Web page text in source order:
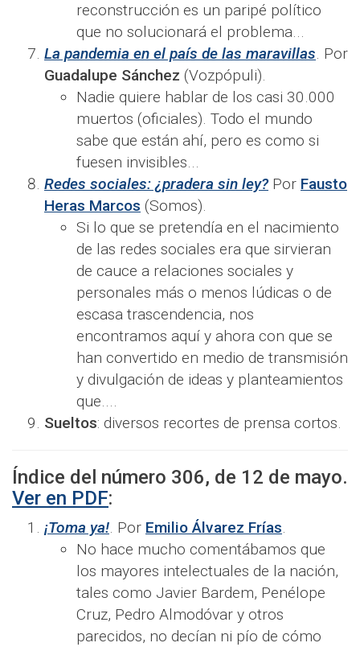
reconstrucción es un paripé político
que no solucionará el problema...​
La pandemia en el país de las maravillas. Por
Guadalupe Sánchez (Vozpópuli).
Nadie quiere hablar de los casi 30.000
muertos (oficiales). Todo el mundo
sabe que están ahí, pero es como si
fuesen invisibles...​
Redes sociales: ¿pradera sin ley? Por Fausto
Heras Marcos (Somos).
Si lo que se pretendía en el nacimiento
de las redes sociales era que sirvieran
de cauce a relaciones sociales y
personales más o menos lúdicas o de
escasa trascendencia, nos
encontramos aquí y ahora con que se
han convertido en medio de transmisión
y divulgación de ideas y planteamientos
que....​
Sueltos: diversos recortes de prensa cortos.
Índice del número 306, de 12 de mayo.
Ver en PDF:
¡Toma ya!. Por Emilio Álvarez Frías.
No hace mucho comentábamos que
los mayores intelectuales de la nación,
tales como Javier Bardem, Penélope
Cruz, Pedro Almodóvar y otros
parecidos, no decían ni pío de cómo